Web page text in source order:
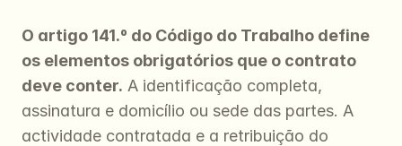
O artigo 141.º do Código do Trabalho define
os elementos obrigatórios que o contrato
deve conter. A identificação completa,
assinatura e domicílio ou sede das partes. A
actividade contratada e a retribuição do